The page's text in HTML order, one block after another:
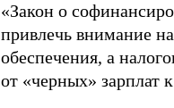
«Закон о
привлечь внимание
обеспечения, а
от «черных» зарплат